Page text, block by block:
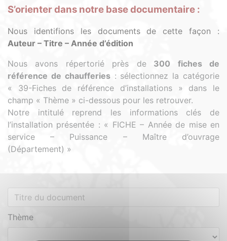
S’orienter dans notre base documentaire :
Nous identifions les documents de cette façon :
Auteur – Titre – Année d’édition
Nous avons répertorié près de300 fiches de
référence de chaufferies : sélectionnez la catégorie
« 39-Fiches de référence d’installations » dans le
champ « Thème » ci-dessous pour les retrouver.
Notre intitulé reprend les informations clés de
l’installation présentée : « FICHE – Année de mise en
service – Puissance – Maître d’ouvrage
(Département) »
Thème